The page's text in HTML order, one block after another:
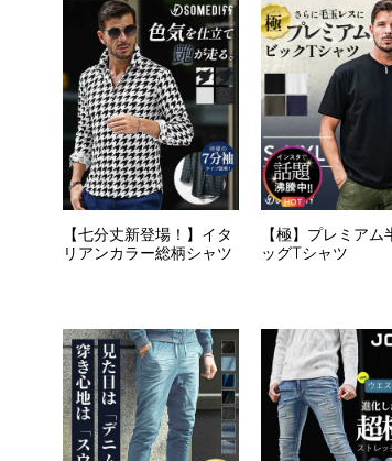
【七分丈新登場！】イタ
リアンカラー総柄シャツ
【極】プレミアム
ッグTシャツ